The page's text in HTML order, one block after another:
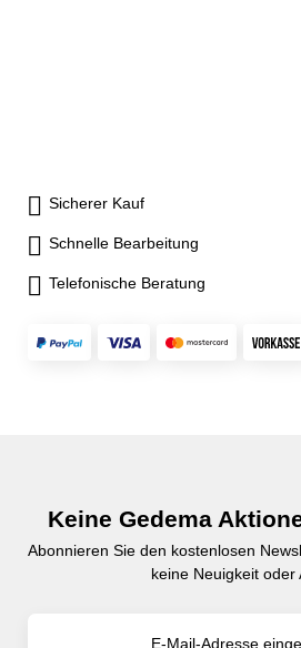
Sicherer Kauf
Schnelle Bearbeitung
Telefonische Beratung
Keine Gedema
Abonnieren Sie den kostenlosen
keine Neuigkeit oder